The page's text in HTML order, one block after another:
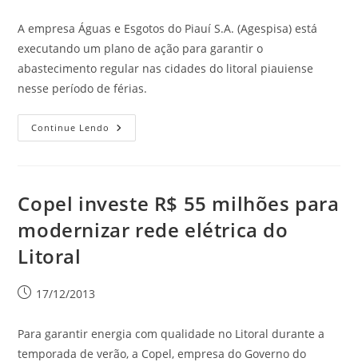
A empresa Águas e Esgotos do Piauí S.A. (Agespisa) está
executando um plano de ação para garantir o
abastecimento regular nas cidades do litoral piauiense
nesse período de férias.
Continue Lendo
Copel investe R$ 55 milhões para
modernizar rede elétrica do
Litoral
17/12/2013
Para garantir energia com qualidade no Litoral durante a
temporada de verão, a Copel, empresa do Governo do